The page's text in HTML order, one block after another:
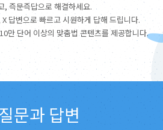
, 즉문즉답으로 해결하세요.
답변으로 빠르고 시원하게 답해 드립니다.
만 단어 이상의 맞춤법 콘텐츠를 제공합니다.
질문과 답변